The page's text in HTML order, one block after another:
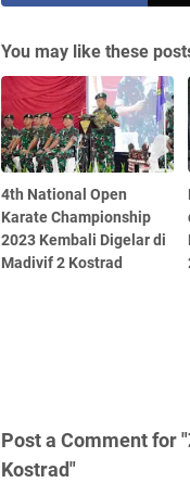
You may like these
4th National Open
Karate Championship
2023 Kembali Digelar di
Madivif 2 Kostrad
Post a Comment for
Kostrad"